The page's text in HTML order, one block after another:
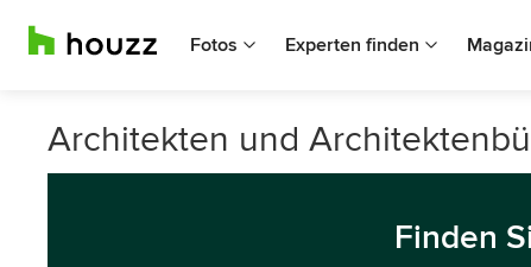
Fotos Experten finden
Architekten und
Finden